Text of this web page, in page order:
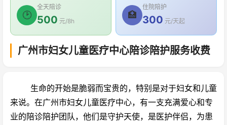
🕑
全天陪诊
500 元/8h
🏥
住院陪护
300 元/天起
广州市妇女儿童医疗中心陪诊陪护服务收费
生命的开始是脆弱而宝贵的，特别是对于妇女和儿童
来说。在广州市妇女儿童医疗中心，有一支充满爱心和专
业的陪诊陪护团队，他们是守护天使，是医护伴侣，为患